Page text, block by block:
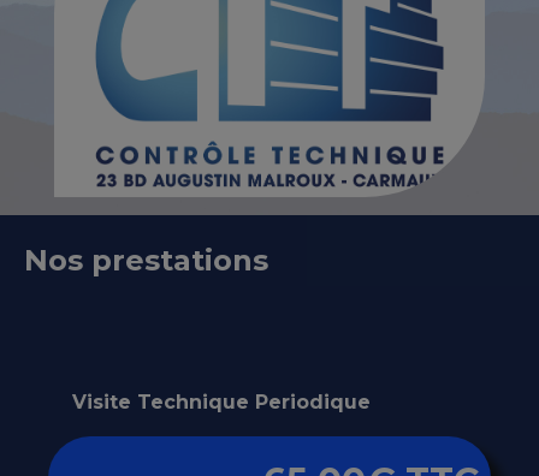
Nos prestations
Visite Technique Periodique